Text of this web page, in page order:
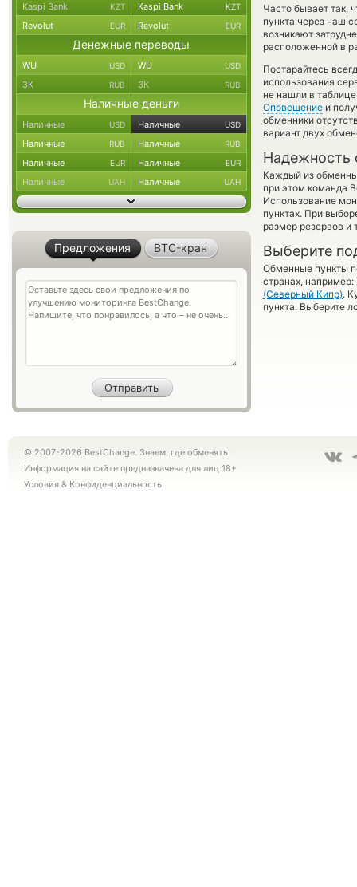
Часто бывает так,
пункта через наш
возникают
расположенной в
Постарайтесь
использования
не нашли в
Оповещение и
обменники
вариант двух
Надежность
Каждый из
при этом команда
Использование
пунктах. При
размер резервов и
Выберите
Обменные пункты
странах, например:
(Северный Кипр).
пункта. Выберите
Kaspi Bank KZT Kaspi Bank KZT
Revolut EUR Revolut EUR
Денежные переводы
WU USD WU USD
ЗК RUB ЗК RUB
Наличные деньги
Наличные USD Наличные USD
Наличные RUB Наличные RUB
Наличные EUR Наличные EUR
Наличные UAH Наличные UAH
Предложения BTC-кран
© 2007-2026 BestChange. Знаем, где обменять!
Информация на сайте предназначена для лиц 18+
Условия & Конфиденциальность